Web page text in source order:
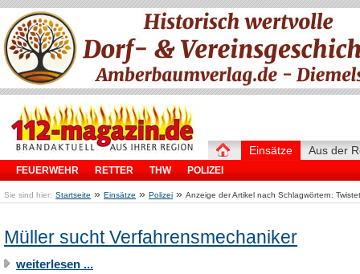
Einsätze
FEUERWEHR RETTER THW POLIZEI
Aus der
Sie sind hier: Startseite » Einsätze » Polizei » Anzeige der Artikel nach Schlagwörtern:
Müller sucht Verfahrensmechaniker
weiterlesen ...